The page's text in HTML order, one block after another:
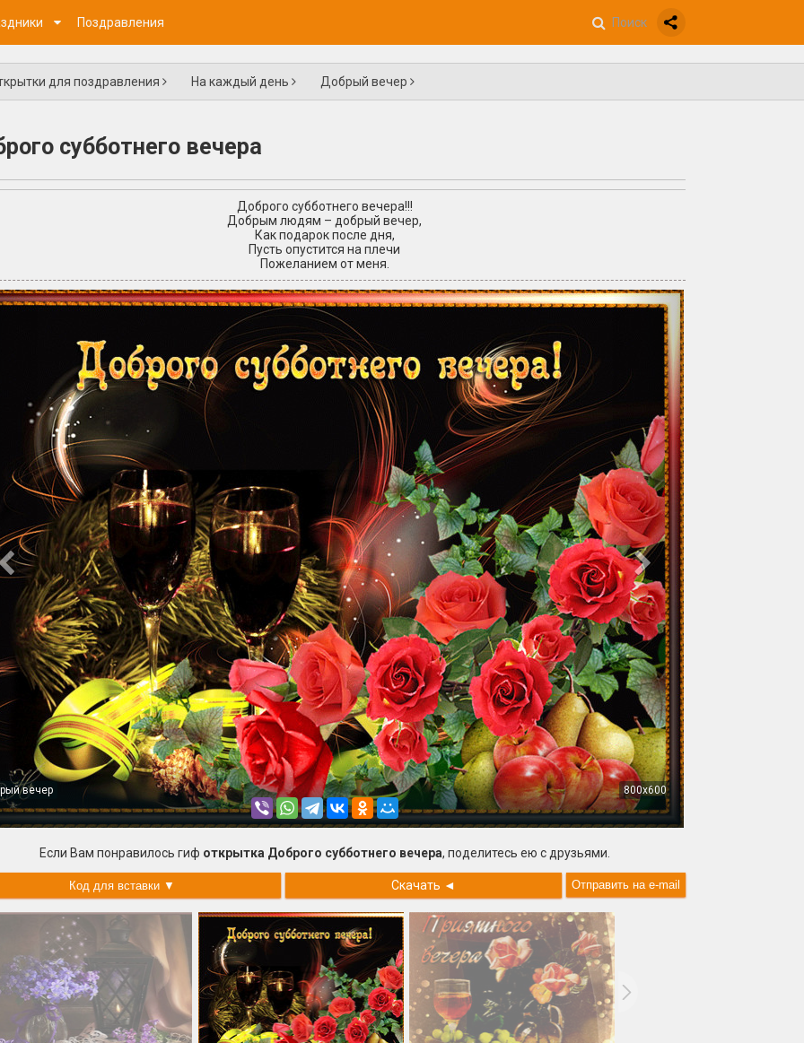
Поздравления
для поздравления На каждый день Добрый вечер
субботнего вечера
Доброго субботнего вечера!!!
Добрым людям – добрый вечер,
Как подарок после дня,
Пусть опустится на плечи
Пожеланием от меня.
вечер 800x600
Если Вам понравилось гиф открытка Доброго субботнего вечера, поделитесь ею с друзьями.
Скачать ◄